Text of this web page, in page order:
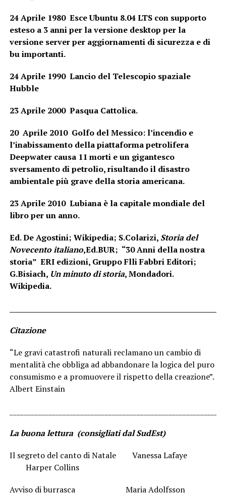
24 Aprile 1980 Esce Ubuntu 8.04 LTS con supporto
esteso a 3 anni per la versione desktop per la
versione server per aggiornamenti di sicurezza e di
bu importanti.
24 Aprile 1990 Lancio del Telescopio spaziale
Hubble
23 Aprile 2000 Pasqua Cattolica.
20 Aprile 2010 Golfo del Messico: l’incendio e
l’inabissamento della piattaforma petrolifera
Deepwater causa 11 morti e un gigantesco
sversamento di petrolio, risultando il disastro
ambientale più grave della storia americana.
23 Aprile 2010 Lubiana è la capitale mondiale del
libro per un anno.
Ed. De Agostini; Wikipedia; S.Colarizi, Storia del
Novecento italiano,Ed.BUR; “30 Anni della nostra
storia” ERI edizioni, Gruppo Flli Fabbri Editori;
G.Bisiach, Un minuto di storia, Mondadori.
Wikipedia.
Citazione
“Le gravi catastrofi naturali reclamano un cambio di
mentalità che obbliga ad abbandonare la logica del puro
consumismo e a promuovere il rispetto della creazione”.
Albert Einstain
La buona lettura (consigliati dal SudEst)
Il segreto del canto di Natale Vanessa Lafaye
Harper Collins
Avviso di burrasca Maria Adolfsson